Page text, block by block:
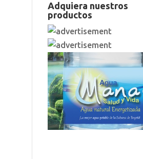
Adquiera nuestros
productos